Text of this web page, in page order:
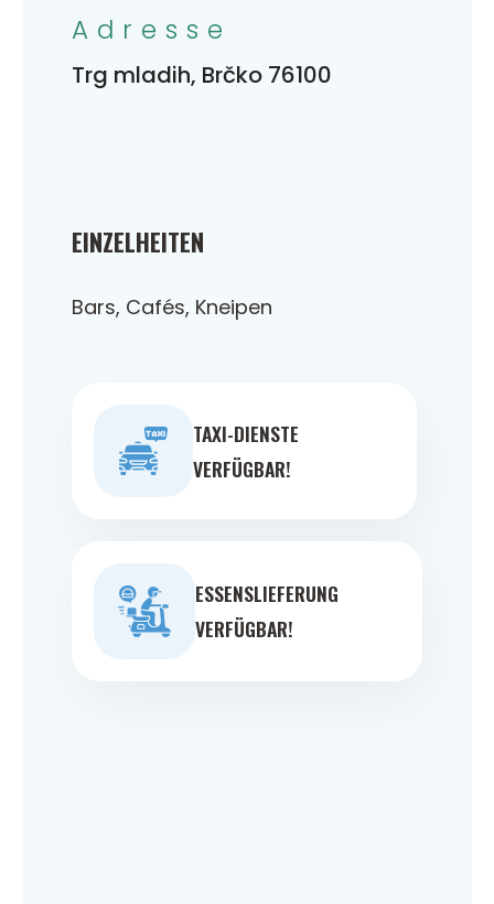
EINZELHEITEN
Bars, Cafés, Kneipen
TAXI-DIENSTE
VERFÜGBAR!
ESSENSLIEFERUNG
VERFÜGBAR!
Adresse
Trg mladih, Brčko 76100